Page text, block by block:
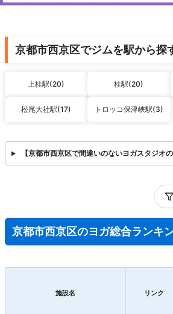
京都市西京区でジムを駅から探
上桂駅(20) 桂駅(20)
松尾大社駅(17) トロッコ保津峡駅(3)
【京都市西京区で間違いのないヨガスタジオの
京都市西京区のヨガ総合ランキ
施設名 リンク